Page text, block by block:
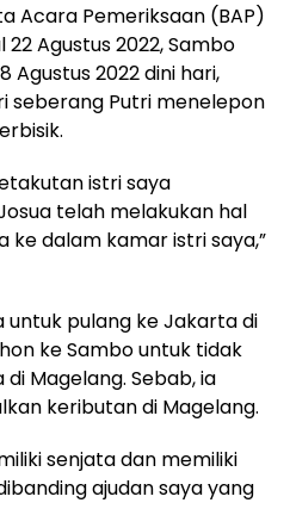
Acara Pemeriksaan (BAP)
Agustus 2022, Sambo
2022 dini hari,
seberang Putri menelepon
istri saya
telah melakukan hal
ke dalam kamar istri saya,”
untuk pulang ke Jakarta di
ke Sambo untuk tidak
Magelang. Sebab, ia
keributan di Magelang.
senjata dan memiliki
ajudan saya yang